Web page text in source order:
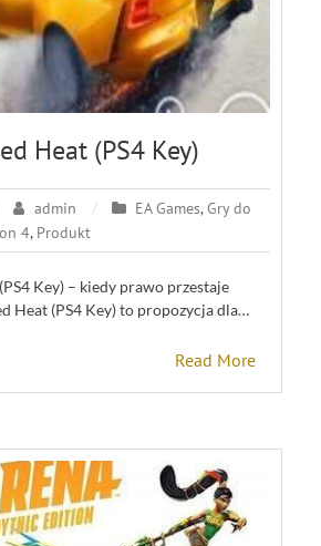
Heat (PS4 Key)
admin EA Games,Gry do
4, Produkt
Key) – kiedy prawo przestaje
Heat (PS4 Key) to propozycja dla…
Read More